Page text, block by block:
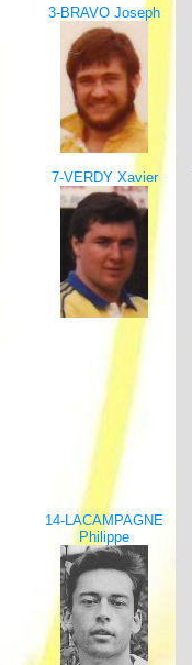
3-BRAVO Joseph
7-VERDY Xavier
14-LACAMPAGNE
Philippe